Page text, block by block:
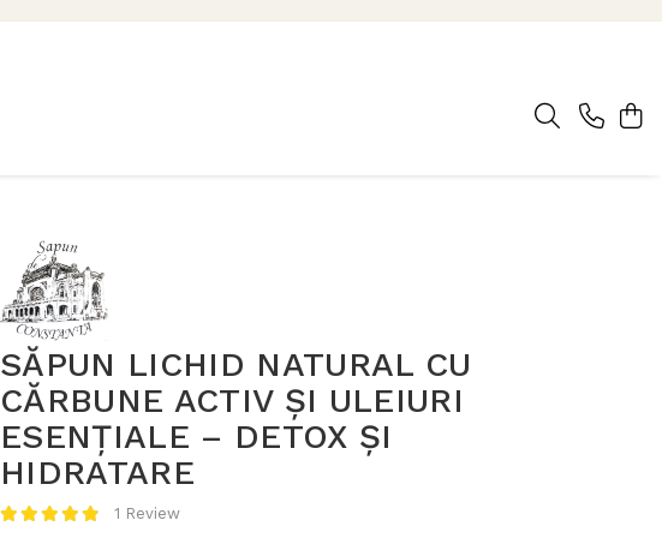
SĂPUN LICHID NATURAL CU
CĂRBUNE ACTIV ȘI ULEIURI
ESENȚIALE – DETOX ȘI
HIDRATARE
1 Review